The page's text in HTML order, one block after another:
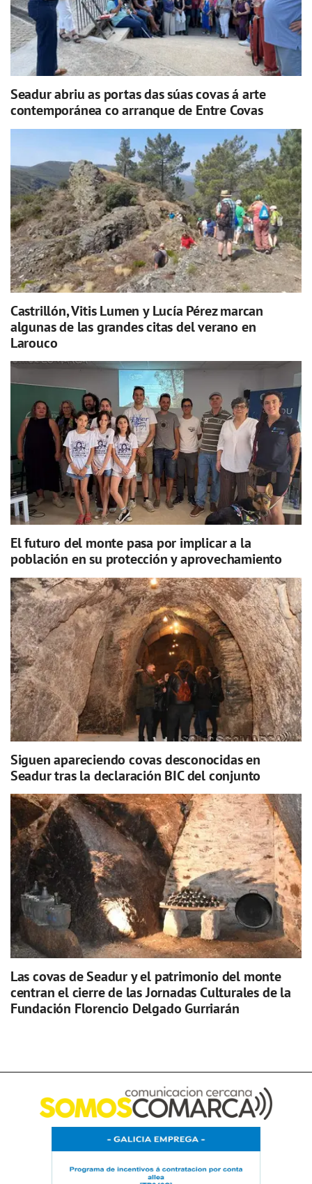
Seadur abriu as portas das súas covas á arte
contemporánea co arranque de Entre Covas
Castrillón, Vitis Lumen y Lucía Pérez marcan
algunas de las grandes citas del verano en
Larouco
El futuro del monte pasa por implicar a la
población en su protección y aprovechamiento
Siguen apareciendo covas desconocidas en
Seadur tras la declaración BIC del conjunto
Las covas de Seadur y el patrimonio del monte
centran el cierre de las Jornadas Culturales de la
Fundación Florencio Delgado Gurriarán